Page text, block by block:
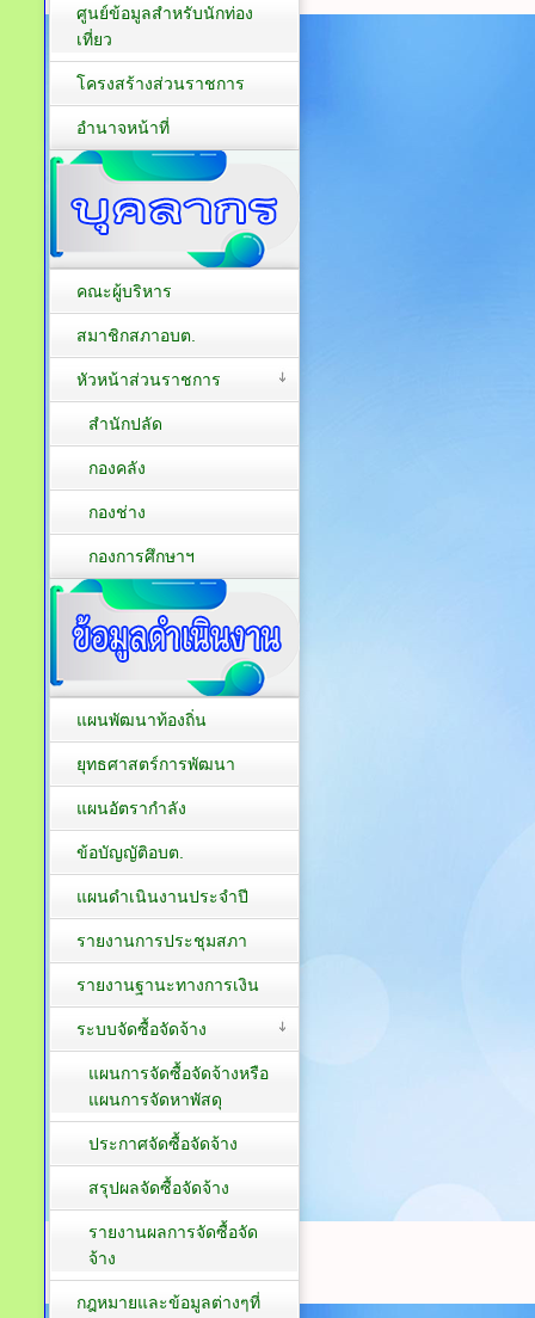
ศูนย์ข้อมูลสำหรับนักท่อง
เที่ยว
โครงสร้างส่วนราชการ
อำนาจหน้าที่
คณะผู้บริหาร
สมาชิกสภาอบต.
หัวหน้าส่วนราชการ
สำนักปลัด
กองคลัง
กองช่าง
กองการศึกษาฯ
แผนพัฒนาท้องถิ่น
ยุทธศาสตร์การพัฒนา
แผนอัตรากำลัง
ข้อบัญญัติอบต.
แผนดำเนินงานประจำปี
รายงานการประชุมสภา
รายงานฐานะทางการเงิน
ระบบจัดซื้อจัดจ้าง
แผนการจัดซื้อจัดจ้างหรือ
แผนการจัดหาพัสดุ
ประกาศจัดซื้อจัดจ้าง
สรุปผลจัดซื้อจัดจ้าง
รายงานผลการจัดซื้อจัด
จ้าง
กฎหมายและข้อมูลต่างๆที่